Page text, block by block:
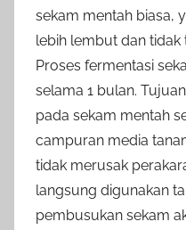
sekam mentah biasa,
lebih lembut dan tidak
Proses fermentasi
selama 1 bulan.
pada sekam mentah
campuran media
tidak merusak
langsung digunakan
pembusukan sekam